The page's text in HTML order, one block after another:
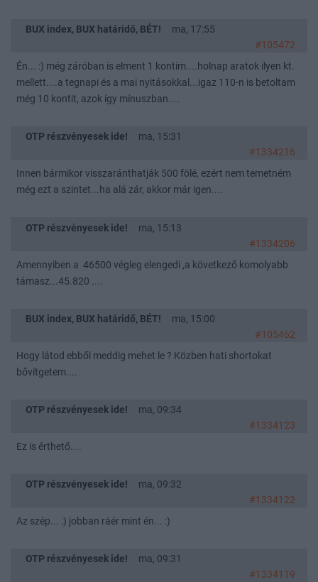
BUX index, BUX határidő, BÉT!
ma, 17:55
#105472
Én... :) még záróban is elment 1 kontim....holnap aratok ilyen kt.
mellett....a tegnapi és a mai nyitásokkal...igaz 110-n is betoltam
még 10 kontit, azok így mínuszban....
OTP részvényesek ide!
ma, 15:31
#1334216
Innen bármikor visszaránthatják 500 fölé, ezért nem temetném
még ezt a szintet...ha alá zár, akkor már igen....
OTP részvényesek ide!
ma, 15:13
#1334206
Amennyiben a 46500 végleg elengedi ,a következő komolyabb
támasz...45.820 ....
BUX index, BUX határidő, BÉT!
ma, 15:00
#105462
Hogy látod ebből meddig mehet le ? Közben hati shortokat
bővítgetem....
OTP részvényesek ide!
ma, 09:34
#1334123
Ez is érthető....
OTP részvényesek ide!
ma, 09:32
#1334122
Az szép... :) jobban ráér mint én... :)
OTP részvényesek ide!
ma, 09:31
#1334119